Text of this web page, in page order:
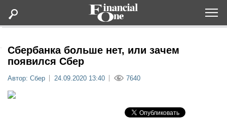
Статьи
Сбербанка больше нет, или зачем
появился Сбер
Автор: Сбер 24.09.2020 13:40 7640